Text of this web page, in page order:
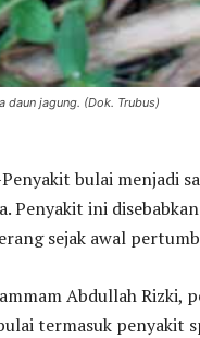
daun jagung. (Dok. Trubus)
bulai menjadi
Penyakit ini
sejak awal
Abdullah Rizki,
termasuk penyakit